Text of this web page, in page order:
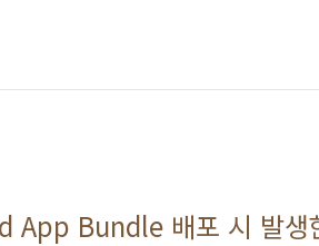
Bundle 배포 시 발생